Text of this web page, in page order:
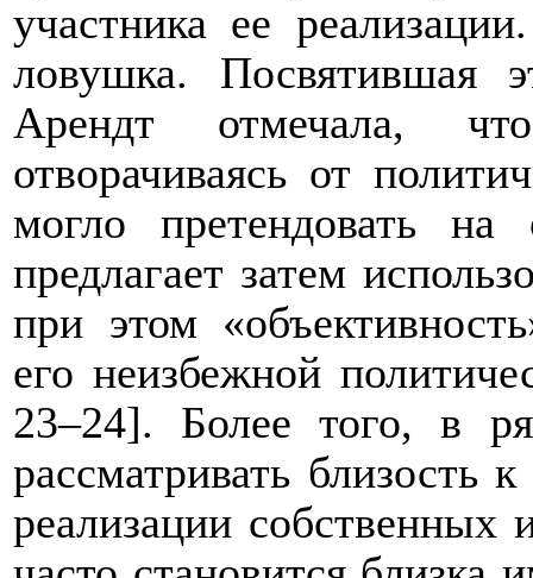
участника ее реализации.
ловушка. Посвятившая
Арендт отмечала,
отворачиваясь от
могло претендовать
предлагает затем
при этом
его неизбежной
23‒24]. Более того, в
рассматривать близость
реализации